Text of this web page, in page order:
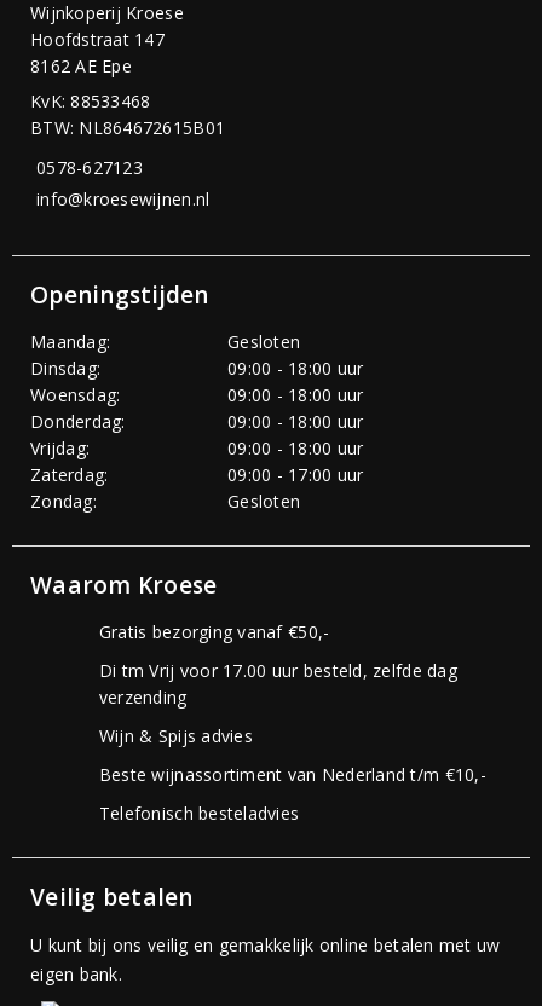
Wijnkoperij Kroese
Hoofdstraat 147
8162 AE Epe
KvK: 88533468
BTW: NL864672615B01
0578-627123
info@kroesewijnen.nl
Openingstijden
Maandag:
Gesloten
Dinsdag:
09:00 - 18:00 uur
Woensdag:
09:00 - 18:00 uur
Donderdag:
09:00 - 18:00 uur
Vrijdag:
09:00 - 18:00 uur
Zaterdag:
09:00 - 17:00 uur
Zondag:
Gesloten
Waarom Kroese
Gratis bezorging vanaf €50,-
Di tm Vrij voor 17.00 uur besteld, zelfde dag
verzending
Wijn & Spijs advies
Beste wijnassortiment van Nederland t/m €10,-
Telefonisch besteladvies
Veilig betalen
U kunt bij ons veilig en gemakkelijk online betalen met uw
eigen bank.